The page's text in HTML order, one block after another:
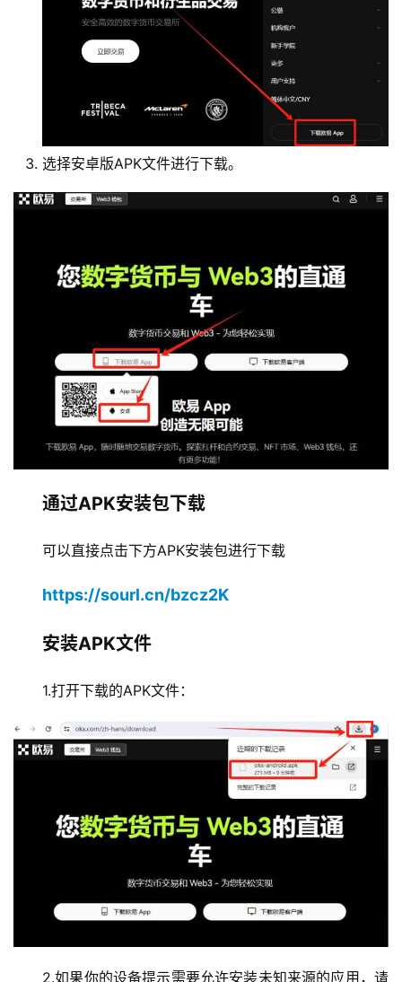
选择安卓版APK文件进行下载。
通过APK安装包下载
可以直接点击下方APK安装包进行下载
https://sourl.cn/bzcz2K
安装APK文件
1.打开下载的APK文件：
2.如果你的设备提示需要允许安装未知来源的应用，请